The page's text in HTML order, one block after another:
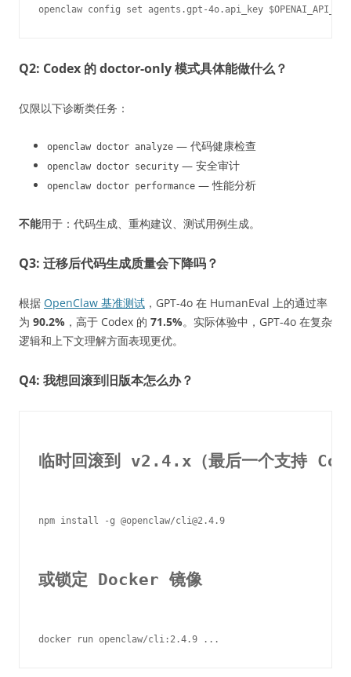
Q2: Codex 的 doctor-only 模式具体能做什么？
仅限以下诊断类任务：
openclaw doctor analyze — 代码健康检查
openclaw doctor security — 安全审计
openclaw doctor performance — 性能分析
不能用于：代码生成、重构建议、测试用例生成。
Q3: 迁移后代码生成质量会下降吗？
根据 OpenClaw 基准测试 ，GPT-4o 在 HumanEval 上的通过率
为 90.2% ，高于 Codex 的 71.5%。实际体验中，GPT-4o 在复杂
逻辑和上下文理解方面表现更优。
Q4: 我想回滚到旧版本怎么办？
临时回滚到 v2.4.x（最后一个支持
npm install -g @openclaw/cli@2.4.9
或锁定 Docker 镜像